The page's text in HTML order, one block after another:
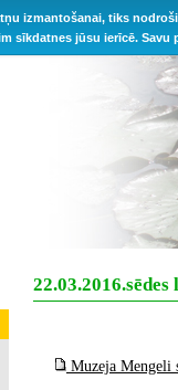
izmantošanai, tiks
sīkdatnes jūsu ierīcē.
22.03.2016.sēdes
Muzeja Mengeli